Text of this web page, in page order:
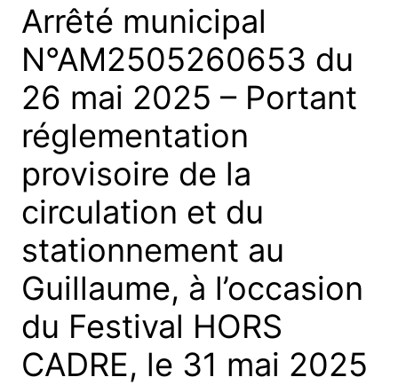
Arrêté municipal
N°AM2505260653 du
26 mai 2025 – Portant
réglementation
provisoire de la
circulation et du
stationnement au
Guillaume, à l’occasion
du Festival HORS
CADRE, le 31 mai 2025